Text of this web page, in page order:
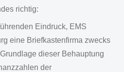
richtig:
Eindruck, EMS
eine Briefkastenfirma zwecks
dieser Behauptung
der